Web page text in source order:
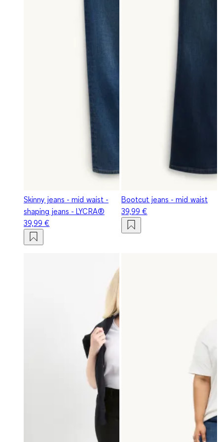
Skinny jeans - mid waist -
shaping jeans - LYCRA®
39,99 €
Bootcut jeans - mid waist
39,99 €